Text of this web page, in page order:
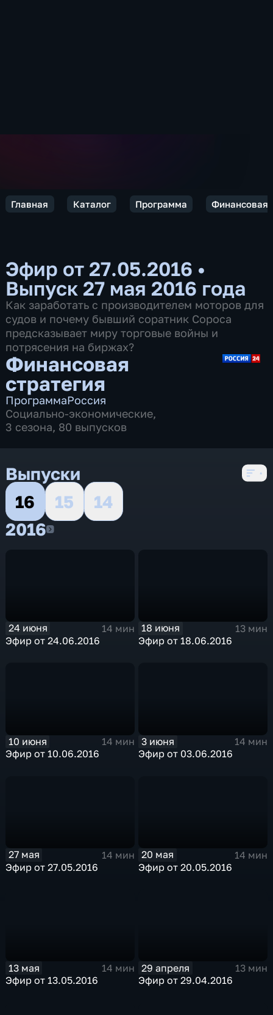
Главная Каталог Программа Финансовая
Эфир от 27.05.2016 •
Выпуск 27 мая 2016 года
Как заработать с производителем моторов для
судов и почему бывший соратник Сороса
предсказывает миру торговые войны и
потрясения на биржах?
Финансовая
стратегия
ПрограммаРоссия
Социально-экономические,
3 сезона, 80 выпусков
Выпуски
16
15
14
20162016
24 июня
14 мин
Эфир от 24.06.2016
18 июня
13 мин
Эфир от 18.06.2016
10 июня
14 мин
Эфир от 10.06.2016
3 июня
14 мин
Эфир от 03.06.2016
27 мая
14 мин
Эфир от 27.05.2016
20 мая
14 мин
Эфир от 20.05.2016
13 мая
14 мин
Эфир от 13.05.2016
29 апреля
13 мин
Эфир от 29.04.2016